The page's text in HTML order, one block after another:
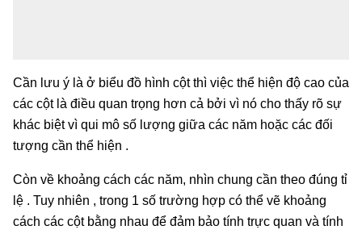
Cần lưu ý là ở biểu đồ hình cột thì việc thể hiện độ cao của
các cột là điều quan trọng hơn cả bởi vì nó cho thấy rõ sự
khác biệt vì qui mô số lượng giữa các năm hoặc các đối
tượng cần thể hiện .
Còn về khoảng cách các năm, nhìn chung cần theo đúng tỉ
lệ . Tuy nhiên , trong 1 số trường hợp có thể vẽ khoảng
cách các cột bằng nhau để đảm bảo tính trực quan và tính